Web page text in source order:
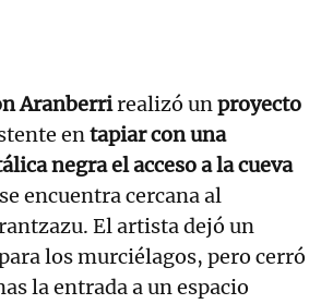
Aranberrirealizó unproyecto
entapiar con una
negra el acceso a la cueva
encuentra cercana al
El artista dejó un
los murciélagos, pero cerró
la entrada a un espacio